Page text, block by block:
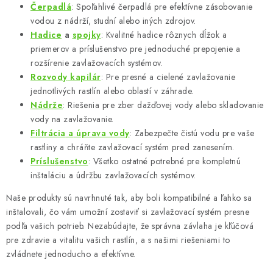
Čerpadlá: Spoľahlivé čerpadlá pre efektívne zásobovanie
vodou z nádrží, studní alebo iných zdrojov.
Hadice a spojky: Kvalitné hadice rôznych dĺžok a
priemerov a príslušenstvo pre jednoduché prepojenie a
rozšírenie zavlažovacích systémov.
Rozvody kapilár: Pre presné a cielené zavlažovanie
jednotlivých rastlín alebo oblastí v záhrade.
Nádrže: Riešenia pre zber dažďovej vody alebo skladovanie
vody na zavlažovanie.
Filtrácia a úprava vody: Zabezpečte čistú vodu pre vaše
rastliny a chráňte zavlažovací systém pred zanesením.
Príslušenstvo: Všetko ostatné potrebné pre kompletnú
inštaláciu a údržbu zavlažovacích systémov.
Naše produkty sú navrhnuté tak, aby boli kompatibilné a ľahko sa
inštalovali, čo vám umožní zostaviť si zavlažovací systém presne
podľa vašich potrieb. Nezabúdajte, že správna závlaha je kľúčová
pre zdravie a vitalitu vašich rastlín, a s našimi riešeniami to
zvládnete jednoducho a efektívne.